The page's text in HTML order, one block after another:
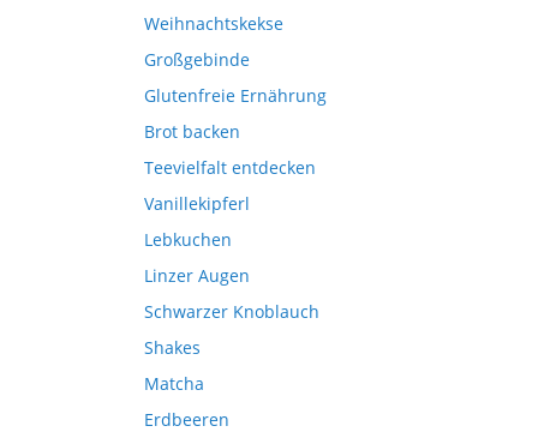
Weihnachtskekse
Großgebinde
Glutenfreie Ernährung
Brot backen
Teevielfalt entdecken
Vanillekipferl
Lebkuchen
Linzer Augen
Schwarzer Knoblauch
Shakes
Matcha
Erdbeeren